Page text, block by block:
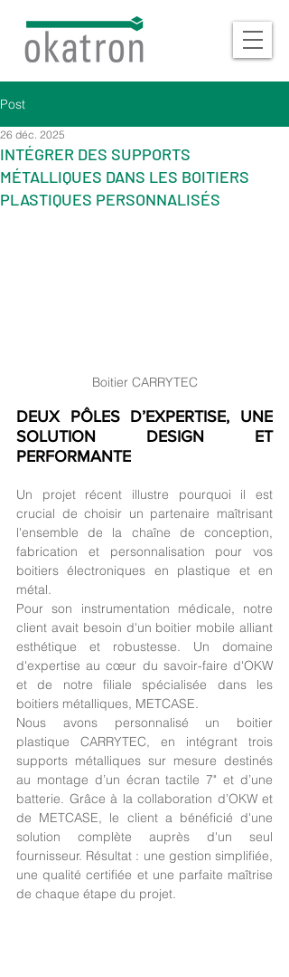
Post
INTÉGRER DES SUPPORTS
MÉTALLIQUES DANS LES BOITIERS
PLASTIQUES PERSONNALISÉS
26 déc. 2025
Boitier CARRYTEC
DEUX PÔLES D’EXPERTISE, UNE
SOLUTION DESIGN ET
PERFORMANTE
Un projet récent illustre pourquoi il est
crucial de choisir un partenaire maîtrisant
l'ensemble de la chaîne de conception,
fabrication et personnalisation pour vos
boitiers électroniques en plastique et en
métal.
Pour son instrumentation médicale, notre
client avait besoin d'un boitier mobile alliant
esthétique et robustesse. Un domaine
d'expertise au cœur du savoir-faire d'OKW
et de notre filiale spécialisée dans les
boitiers métalliques, METCASE.
Nous avons personnalisé un boitier
plastique CARRYTEC, en intégrant trois
supports métalliques sur mesure destinés
au montage d’un écran tactile 7" et d’une
batterie. Grâce à la collaboration d’OKW et
de METCASE, le client a bénéficié d'une
solution complète auprès d'un seul
fournisseur. Résultat : une gestion simplifiée,
une qualité certifiée et une parfaite maîtrise
de chaque étape du projet.